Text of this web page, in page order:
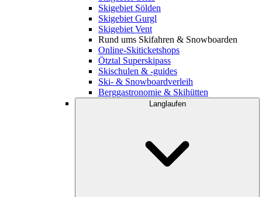
Skigebiet Sölden
Skigebiet Gurgl
Skigebiet Vent
Rund ums Skifahren & Snowboarden
Online-Skiticketshops
Ötztal Superskipass
Skischulen & -guides
Ski- & Snowboardverleih
Berggastronomie & Skihütten
Langlaufen